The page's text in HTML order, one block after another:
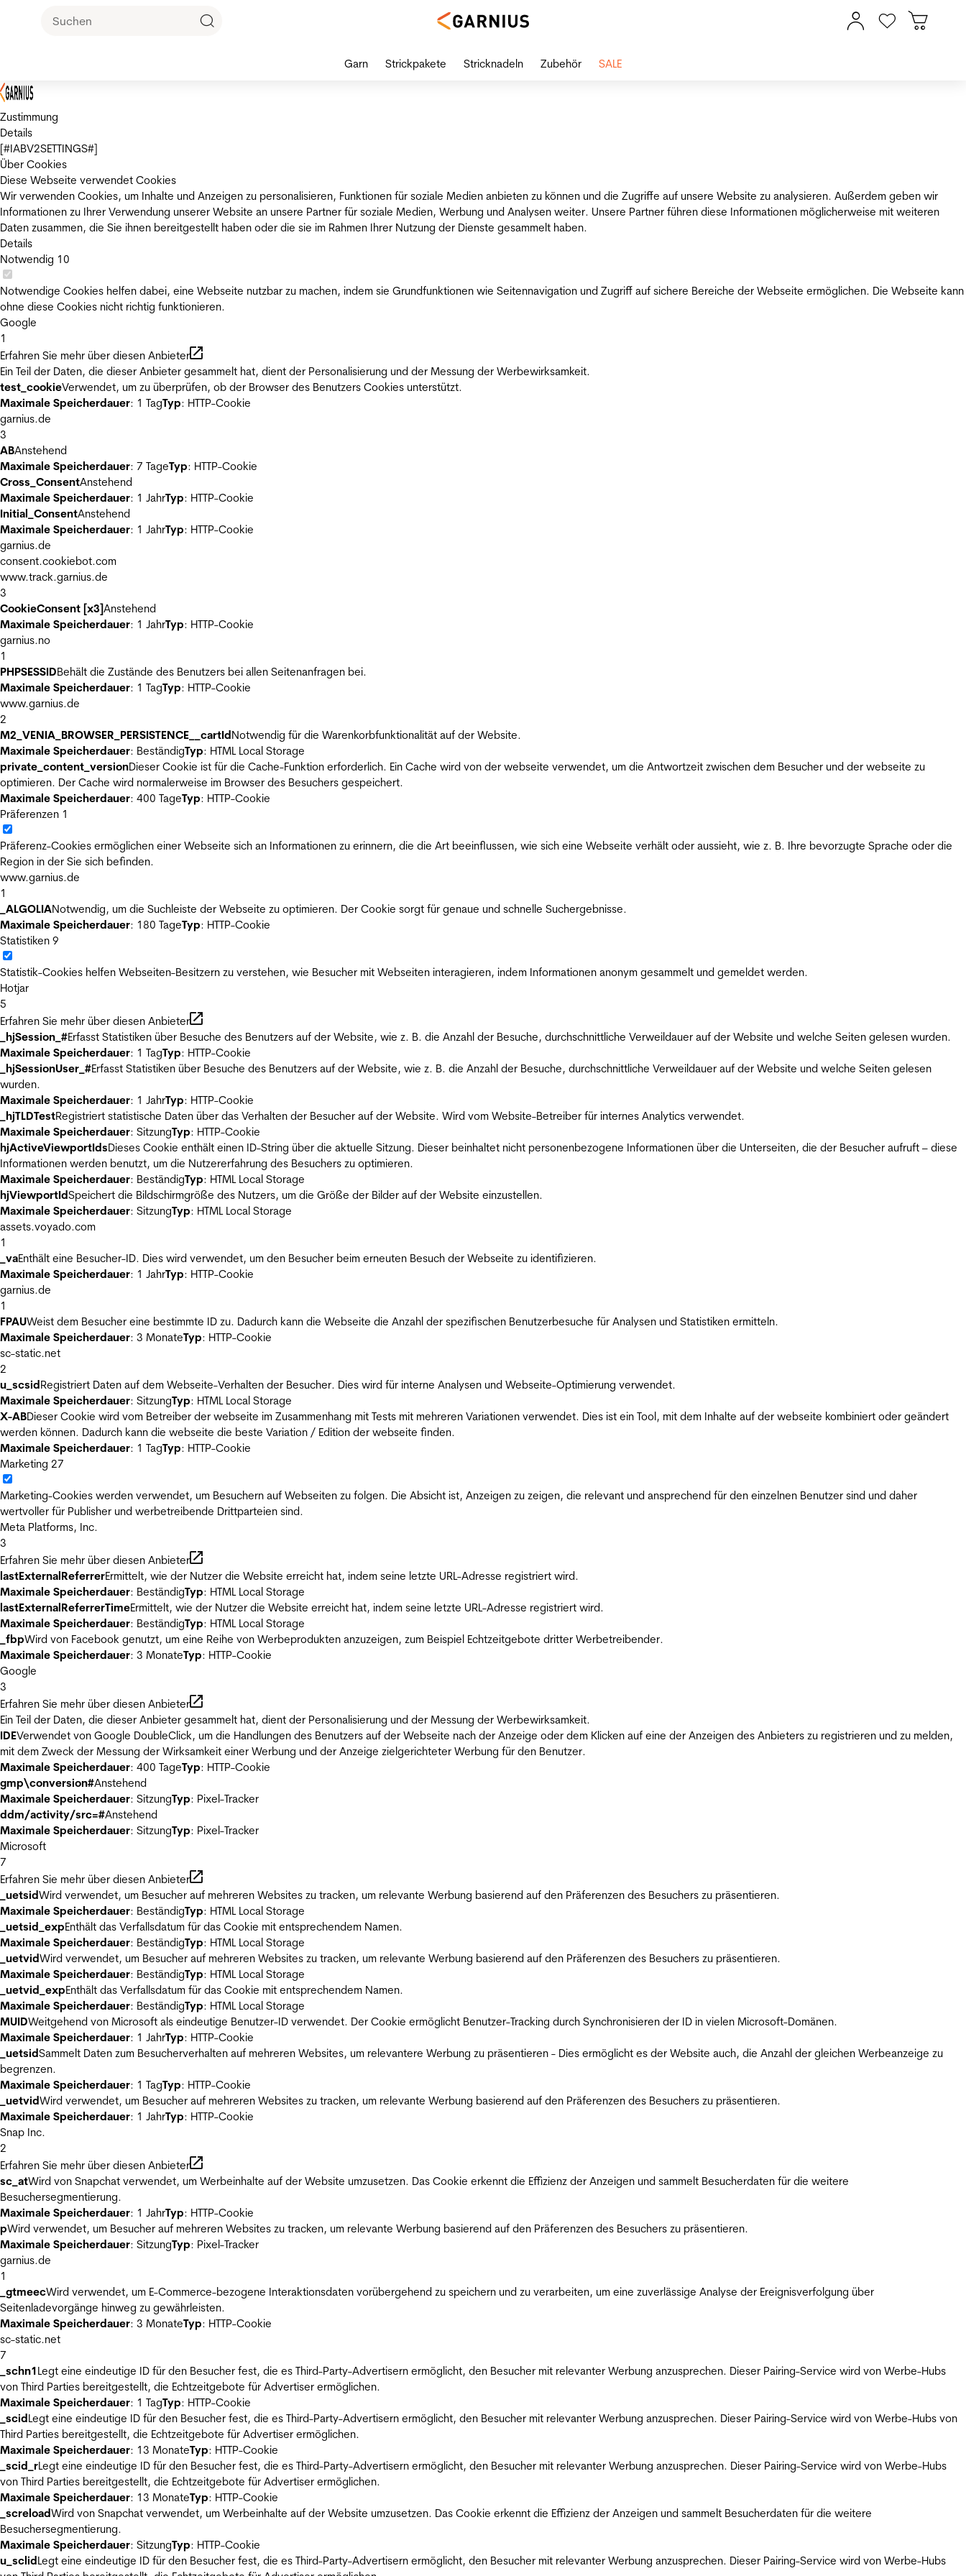
Zustimmung
Details
[#IABV2SETTINGS#]
Über Cookies
Diese Webseite verwendet Cookies
Wir verwenden Cookies, um Inhalte und Anzeigen zu personalisieren, Funktionen für soziale Medien anbieten zu können und die Zugriffe auf unsere Website zu analysieren. Außerdem geben wir
Informationen zu Ihrer Verwendung unserer Website an unsere Partner für soziale Medien, Werbung und Analysen weiter. Unsere Partner führen diese Informationen möglicherweise mit weiteren
Daten zusammen, die Sie ihnen bereitgestellt haben oder die sie im Rahmen Ihrer Nutzung der Dienste gesammelt haben.
Details
Notwendig 10
Notwendige Cookies helfen dabei, eine Webseite nutzbar zu machen, indem sie Grundfunktionen wie Seitennavigation und Zugriff auf sichere Bereiche der Webseite ermöglichen. Die Webseite kann
ohne diese Cookies nicht richtig funktionieren.
Google
1
Erfahren Sie mehr über diesen Anbieter
Ein Teil der Daten, die dieser Anbieter gesammelt hat, dient der Personalisierung und der Messung der Werbewirksamkeit.
test_cookieVerwendet, um zu überprüfen, ob der Browser des Benutzers Cookies unterstützt.
Maximale Speicherdauer: 1 TagTyp: HTTP-Cookie
garnius.de
3
ABAnstehend
Maximale Speicherdauer: 7 TageTyp: HTTP-Cookie
Cross_ConsentAnstehend
Maximale Speicherdauer: 1 JahrTyp: HTTP-Cookie
Initial_ConsentAnstehend
Maximale Speicherdauer: 1 JahrTyp: HTTP-Cookie
garnius.de
consent.cookiebot.com
www.track.garnius.de
3
CookieConsent [x3]Anstehend
Maximale Speicherdauer: 1 JahrTyp: HTTP-Cookie
garnius.no
1
PHPSESSIDBehält die Zustände des Benutzers bei allen Seitenanfragen bei.
Maximale Speicherdauer: 1 TagTyp: HTTP-Cookie
www.garnius.de
2
M2_VENIA_BROWSER_PERSISTENCE__cartIdNotwendig für die Warenkorbfunktionalität auf der Website.
Maximale Speicherdauer: BeständigTyp: HTML Local Storage
private_content_versionDieser Cookie ist für die Cache-Funktion erforderlich. Ein Cache wird von der webseite verwendet, um die Antwortzeit zwischen dem Besucher und der webseite zu
optimieren. Der Cache wird normalerweise im Browser des Besuchers gespeichert.
Maximale Speicherdauer: 400 TageTyp: HTTP-Cookie
Präferenzen 1
Präferenz-Cookies ermöglichen einer Webseite sich an Informationen zu erinnern, die die Art beeinflussen, wie sich eine Webseite verhält oder aussieht, wie z. B. Ihre bevorzugte Sprache oder die
Region in der Sie sich befinden.
www.garnius.de
1
_ALGOLIANotwendig, um die Suchleiste der Webseite zu optimieren. Der Cookie sorgt für genaue und schnelle Suchergebnisse.
Maximale Speicherdauer: 180 TageTyp: HTTP-Cookie
Statistiken 9
Statistik-Cookies helfen Webseiten-Besitzern zu verstehen, wie Besucher mit Webseiten interagieren, indem Informationen anonym gesammelt und gemeldet werden.
Hotjar
5
Erfahren Sie mehr über diesen Anbieter
_hjSession_#Erfasst Statistiken über Besuche des Benutzers auf der Website, wie z. B. die Anzahl der Besuche, durchschnittliche Verweildauer auf der Website und welche Seiten gelesen wurden.
Maximale Speicherdauer: 1 TagTyp: HTTP-Cookie
_hjSessionUser_#Erfasst Statistiken über Besuche des Benutzers auf der Website, wie z. B. die Anzahl der Besuche, durchschnittliche Verweildauer auf der Website und welche Seiten gelesen
wurden.
Maximale Speicherdauer: 1 JahrTyp: HTTP-Cookie
_hjTLDTestRegistriert statistische Daten über das Verhalten der Besucher auf der Website. Wird vom Website-Betreiber für internes Analytics verwendet.
Maximale Speicherdauer: SitzungTyp: HTTP-Cookie
hjActiveViewportIdsDieses Cookie enthält einen ID-String über die aktuelle Sitzung. Dieser beinhaltet nicht personenbezogene Informationen über die Unterseiten, die der Besucher aufruft – diese
Informationen werden benutzt, um die Nutzererfahrung des Besuchers zu optimieren.
Maximale Speicherdauer: BeständigTyp: HTML Local Storage
hjViewportIdSpeichert die Bildschirmgröße des Nutzers, um die Größe der Bilder auf der Website einzustellen.
Maximale Speicherdauer: SitzungTyp: HTML Local Storage
assets.voyado.com
1
_vaEnthält eine Besucher-ID. Dies wird verwendet, um den Besucher beim erneuten Besuch der Webseite zu identifizieren.
Maximale Speicherdauer: 1 JahrTyp: HTTP-Cookie
garnius.de
1
FPAUWeist dem Besucher eine bestimmte ID zu. Dadurch kann die Webseite die Anzahl der spezifischen Benutzerbesuche für Analysen und Statistiken ermitteln.
Maximale Speicherdauer: 3 MonateTyp: HTTP-Cookie
sc-static.net
2
u_scsidRegistriert Daten auf dem Webseite-Verhalten der Besucher. Dies wird für interne Analysen und Webseite-Optimierung verwendet.
Maximale Speicherdauer: SitzungTyp: HTML Local Storage
X-ABDieser Cookie wird vom Betreiber der webseite im Zusammenhang mit Tests mit mehreren Variationen verwendet. Dies ist ein Tool, mit dem Inhalte auf der webseite kombiniert oder geändert
werden können. Dadurch kann die webseite die beste Variation / Edition der webseite finden.
Maximale Speicherdauer: 1 TagTyp: HTTP-Cookie
Marketing 27
Marketing-Cookies werden verwendet, um Besuchern auf Webseiten zu folgen. Die Absicht ist, Anzeigen zu zeigen, die relevant und ansprechend für den einzelnen Benutzer sind und daher
wertvoller für Publisher und werbetreibende Drittparteien sind.
Meta Platforms, Inc.
3
Erfahren Sie mehr über diesen Anbieter
lastExternalReferrerErmittelt, wie der Nutzer die Website erreicht hat, indem seine letzte URL-Adresse registriert wird.
Maximale Speicherdauer: BeständigTyp: HTML Local Storage
lastExternalReferrerTimeErmittelt, wie der Nutzer die Website erreicht hat, indem seine letzte URL-Adresse registriert wird.
Maximale Speicherdauer: BeständigTyp: HTML Local Storage
_fbpWird von Facebook genutzt, um eine Reihe von Werbeprodukten anzuzeigen, zum Beispiel Echtzeitgebote dritter Werbetreibender.
Maximale Speicherdauer: 3 MonateTyp: HTTP-Cookie
Google
3
Erfahren Sie mehr über diesen Anbieter
Ein Teil der Daten, die dieser Anbieter gesammelt hat, dient der Personalisierung und der Messung der Werbewirksamkeit.
IDEVerwendet von Google DoubleClick, um die Handlungen des Benutzers auf der Webseite nach der Anzeige oder dem Klicken auf eine der Anzeigen des Anbieters zu registrieren und zu melden,
mit dem Zweck der Messung der Wirksamkeit einer Werbung und der Anzeige zielgerichteter Werbung für den Benutzer.
Maximale Speicherdauer: 400 TageTyp: HTTP-Cookie
gmp\conversion#Anstehend
Maximale Speicherdauer: SitzungTyp: Pixel-Tracker
ddm/activity/src=#Anstehend
Maximale Speicherdauer: SitzungTyp: Pixel-Tracker
Microsoft
7
Erfahren Sie mehr über diesen Anbieter
_uetsidWird verwendet, um Besucher auf mehreren Websites zu tracken, um relevante Werbung basierend auf den Präferenzen des Besuchers zu präsentieren.
Maximale Speicherdauer: BeständigTyp: HTML Local Storage
_uetsid_expEnthält das Verfallsdatum für das Cookie mit entsprechendem Namen.
Maximale Speicherdauer: BeständigTyp: HTML Local Storage
_uetvidWird verwendet, um Besucher auf mehreren Websites zu tracken, um relevante Werbung basierend auf den Präferenzen des Besuchers zu präsentieren.
Maximale Speicherdauer: BeständigTyp: HTML Local Storage
_uetvid_expEnthält das Verfallsdatum für das Cookie mit entsprechendem Namen.
Maximale Speicherdauer: BeständigTyp: HTML Local Storage
MUIDWeitgehend von Microsoft als eindeutige Benutzer-ID verwendet. Der Cookie ermöglicht Benutzer-Tracking durch Synchronisieren der ID in vielen Microsoft-Domänen.
Maximale Speicherdauer: 1 JahrTyp: HTTP-Cookie
_uetsidSammelt Daten zum Besucherverhalten auf mehreren Websites, um relevantere Werbung zu präsentieren - Dies ermöglicht es der Website auch, die Anzahl der gleichen Werbeanzeige zu
begrenzen.
Maximale Speicherdauer: 1 TagTyp: HTTP-Cookie
_uetvidWird verwendet, um Besucher auf mehreren Websites zu tracken, um relevante Werbung basierend auf den Präferenzen des Besuchers zu präsentieren.
Maximale Speicherdauer: 1 JahrTyp: HTTP-Cookie
Snap Inc.
2
Erfahren Sie mehr über diesen Anbieter
sc_atWird von Snapchat verwendet, um Werbeinhalte auf der Website umzusetzen. Das Cookie erkennt die Effizienz der Anzeigen und sammelt Besucherdaten für die weitere
Besuchersegmentierung.
Maximale Speicherdauer: 1 JahrTyp: HTTP-Cookie
pWird verwendet, um Besucher auf mehreren Websites zu tracken, um relevante Werbung basierend auf den Präferenzen des Besuchers zu präsentieren.
Maximale Speicherdauer: SitzungTyp: Pixel-Tracker
garnius.de
1
_gtmeecWird verwendet, um E-Commerce-bezogene Interaktionsdaten vorübergehend zu speichern und zu verarbeiten, um eine zuverlässige Analyse der Ereignisverfolgung über
Seitenladevorgänge hinweg zu gewährleisten.
Maximale Speicherdauer: 3 MonateTyp: HTTP-Cookie
sc-static.net
7
_schn1Legt eine eindeutige ID für den Besucher fest, die es Third-Party-Advertisern ermöglicht, den Besucher mit relevanter Werbung anzusprechen. Dieser Pairing-Service wird von Werbe-Hubs
von Third Parties bereitgestellt, die Echtzeitgebote für Advertiser ermöglichen.
Maximale Speicherdauer: 1 TagTyp: HTTP-Cookie
_scidLegt eine eindeutige ID für den Besucher fest, die es Third-Party-Advertisern ermöglicht, den Besucher mit relevanter Werbung anzusprechen. Dieser Pairing-Service wird von Werbe-Hubs von
Third Parties bereitgestellt, die Echtzeitgebote für Advertiser ermöglichen.
Maximale Speicherdauer: 13 MonateTyp: HTTP-Cookie
_scid_rLegt eine eindeutige ID für den Besucher fest, die es Third-Party-Advertisern ermöglicht, den Besucher mit relevanter Werbung anzusprechen. Dieser Pairing-Service wird von Werbe-Hubs
von Third Parties bereitgestellt, die Echtzeitgebote für Advertiser ermöglichen.
Maximale Speicherdauer: 13 MonateTyp: HTTP-Cookie
_screloadWird von Snapchat verwendet, um Werbeinhalte auf der Website umzusetzen. Das Cookie erkennt die Effizienz der Anzeigen und sammelt Besucherdaten für die weitere
Besuchersegmentierung.
Maximale Speicherdauer: SitzungTyp: HTTP-Cookie
u_sclidLegt eine eindeutige ID für den Besucher fest, die es Third-Party-Advertisern ermöglicht, den Besucher mit relevanter Werbung anzusprechen. Dieser Pairing-Service wird von Werbe-Hubs
Garn Strickpakete Stricknadeln Zubehör SALE